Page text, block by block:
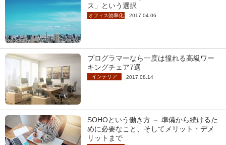
ス」という選択
オフィス効率化 2017.04.06
プログラマーなら一度は憧れる高級ワー
キングチェア7選
インテリア 2017.08.14
SOHOという働き方 － 準備から続けるた
めに必要なこと、そしてメリット・デメ
リットまで